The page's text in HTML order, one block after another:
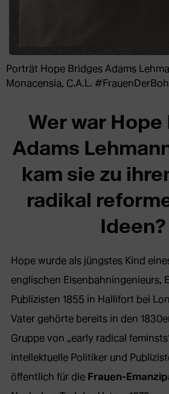
Porträt Hope Bridges Adams
Monacensia, C.A.L.
Wer war
Adams
kam sie zu
radikal
Ideen?
Hope wurde als jüngstes Kind
englischen Eisenbahningenieurs,
Publizisten 1855 in Hallifort bei
Vater gehörte bereits in den
Gruppe von „early radical
intellektuelle Politiker und
öffentlich für die Frauen-